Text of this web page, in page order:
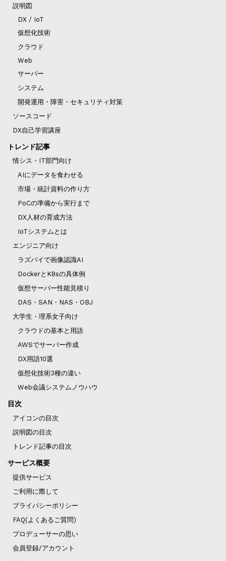
説明図
DX / IoT
仮想化技術
クラウド
Web
サーバー
システム
開発運用・障害・セキュリティ対策
ソースコード
DX自己学習講座
トレンド記事
情シス・IT部門向け
AIにデータを食わせる
市場・統計資料の作り方
PoCの準備から実行まで
DX人材の育成方法
IoTシステムとは
エンジニア向け
ラズパイで画像認識AI
DockerとK8sの具体例
仮想サーバー性能見積り
DAS・SAN・NAS・OBJ
大学生・理系女子向け
クラウドの基本と用語
AWSでサーバー作成
DX用語10選
仮想化技術3種の違い
Web会議システムノウハウ
目次
アイコンの目次
説明図の目次
トレンド記事の目次
サービス概要
提供サービス
ご利用に際して
プライバシーポリシー
FAQ(よくあるご質問)
プロデューサーの思い
会員登録/アカウント